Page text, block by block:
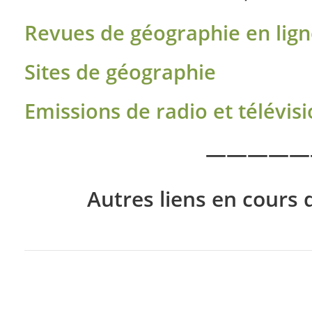
Revues de géographie en
Sites de géographie
Emissions de radio et
Autres liens en cours